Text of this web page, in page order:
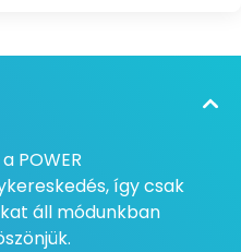
POWER
így csak
áll módunkban